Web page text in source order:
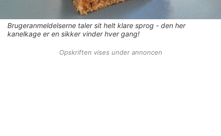
Brugeranmeldelserne taler sit helt klare sprog - den her
kanelkage er en sikker vinder hver gang!
Opskriften vises under annoncen